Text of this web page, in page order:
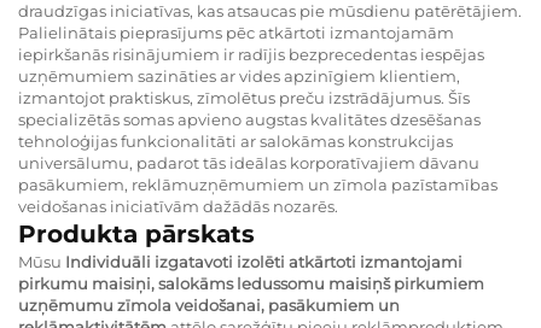
draudzīgas iniciatīvas, kas atsaucas pie mūsdienu patērētājiem.
Palielinātais pieprasījums pēc atkārtoti izmantojamām
iepirkšanās risinājumiem ir radījis bezprecedentas iespējas
uzņēmumiem sazināties ar vides apzinīgiem klientiem,
izmantojot praktiskus, zīmolētus preču izstrādājumus. Šīs
specializētās somas apvieno augstas kvalitātes dzesēšanas
tehnoloģijas funkcionalitāti ar salokāmas konstrukcijas
universālumu, padarot tās ideālas korporatīvajiem dāvanu
pasākumiem, reklāmuzņēmumiem un zīmola pazīstamības
veidošanas iniciatīvām dažādās nozarēs.
Produkta pārskats
Mūsu Individuāli izgatavoti izolēti atkārtoti izmantojami
pirkumu maisiņi, salokāms ledussomu maisiņš pirkumiem
uzņēmumu zīmola veidošanai, pasākumiem un